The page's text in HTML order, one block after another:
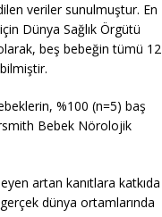
veriler sunulmuştur. En
Dünya Sağlık Örgütü
beş bebeğin tümü 12
%100 (n=5) baş
Bebek Nörolojik
artan kanıtlara katkıda
dünya ortamlarında